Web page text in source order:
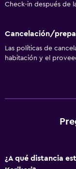
Check-in después de
Cancelación/
Las políticas de
habitación y el
¿A qué distancia